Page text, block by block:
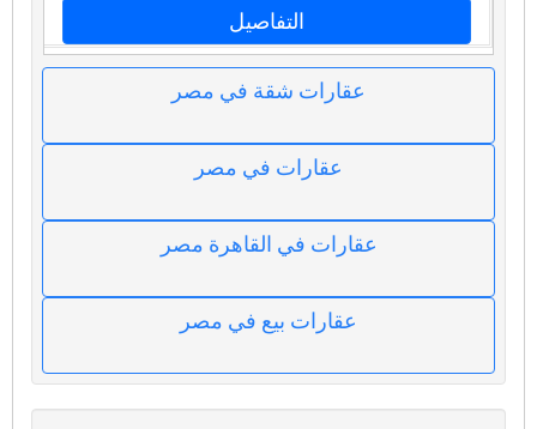
التفاصيل
عقارات شقة في مصر
عقارات في مصر
عقارات في القاهرة مصر
عقارات بيع في مصر